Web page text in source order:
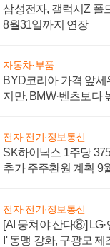
삼성전자, 갤럭시Z 폴
8월31일까지 연장
자동차·부품
BYD코리아 가격 앞
지만, BMW·벤츠보다
전자·전기·정보통신
SK하이닉스 1주당
추가 주주환원 계획 9
전자·전기·정보통신
[AI 뭉쳐야 산다⑧]
I' 동맹 강화, 구광모 제